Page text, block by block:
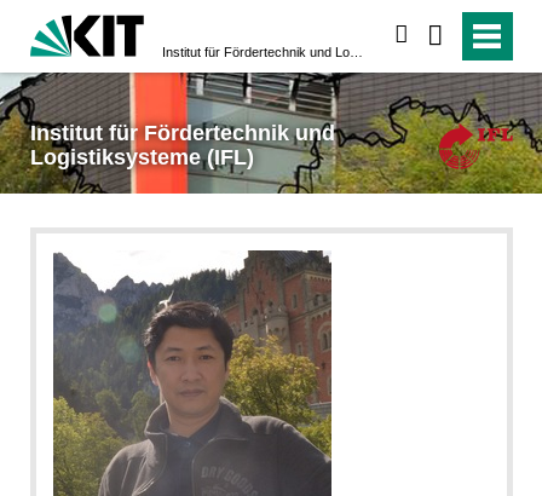
Institut für Fördertechnik und
Logistiksysteme (IFL)